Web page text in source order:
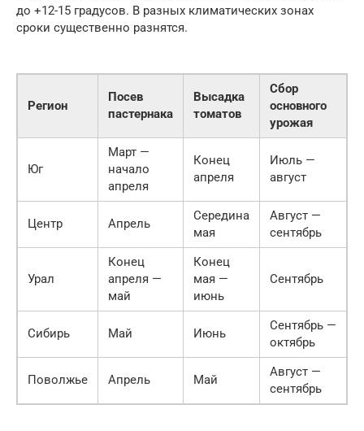
до +12-15 градусов. В разных климатических зонах
сроки существенно разнятся.
Регион
Посев
пастернака
Высадка
томатов
Сбор
основного
урожая
Юг
Март —
начало
апреля
Конец
апреля
Июль —
август
Центр Апрель
Середина
мая
Август —
сентябрь
Урал
Конец
апреля —
май
Конец
мая —
июнь
Сентябрь
Сибирь Май Июнь
Сентябрь —
октябрь
Поволжье Апрель Май
Август —
сентябрь